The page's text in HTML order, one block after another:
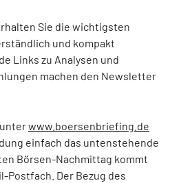
Sie die wichtigsten
und kompakt
Links zu Analysen und
machen den Newsletter
www.boersenbriefing.de
einfach das untenstehende
Börsen-Nachmittag kommt
Postfach. Der Bezug des